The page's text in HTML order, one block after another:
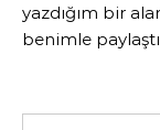
yazdığım bir
benimle